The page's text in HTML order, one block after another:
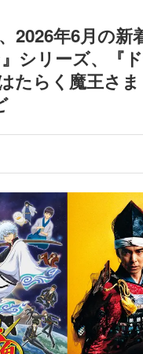
2026年6月の新
シリーズ、『
たらく魔王さ